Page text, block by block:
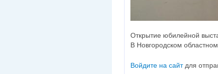
Открытие юбилейной
В Новгородском
Войдите на сайтдля